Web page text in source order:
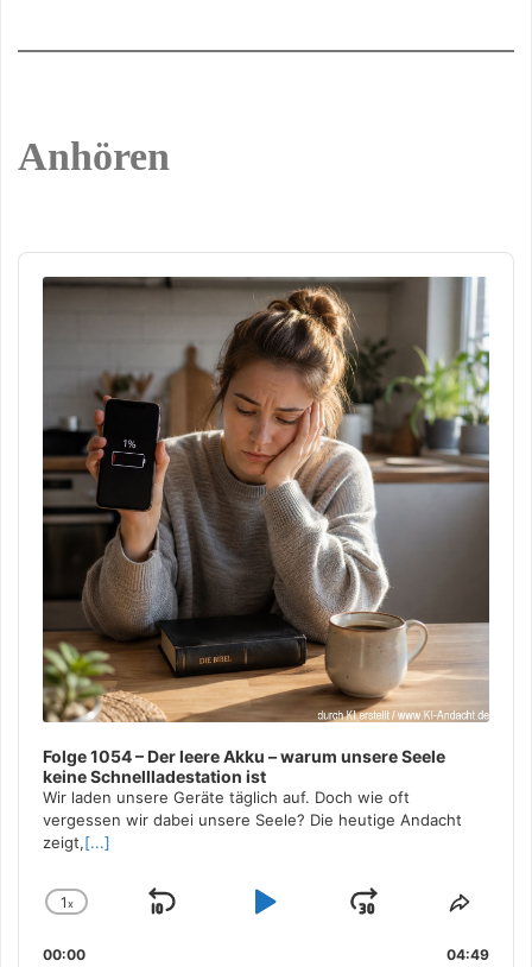
Anhören
Audio
Player
Folge 1054 – Der leere Akku – warum unsere Seele
keine Schnellladestation ist
Wir laden unsere Geräte täglich auf. Doch wie oft
vergessen wir dabei unsere Seele? Die heutige Andacht
zeigt,[...]
Change
Rate
1x
Skip
Play
Jump
Forward
Share
00:00 04:49